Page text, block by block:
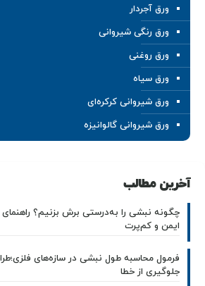
ورق آجردار
ورق رنگی شیروانی
ورق روغنی
ورق سیاه
ورق شیروانی کرکره‌ای
ورق شیروانی گالوانیزه
آخرین مطالب
چگونه نبشی را به‌درستی برش بزنیم؟
ایمن و کم‌پرت
فرمول محاسبه طول نبشی در سازه‌های
جلوگیری از خطا